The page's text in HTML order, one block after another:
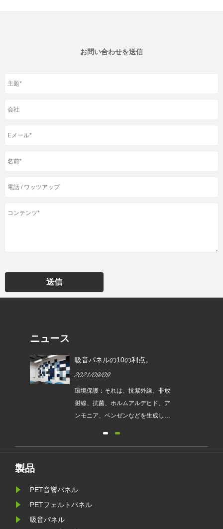
お問い合わせを送信
送信
ニュース
吸音パネルの10の利点。
2021/09/09
環境保護：それは、抗紫外線、非放
射線、抗菌、ホルムアルデヒド、ア
ンモニア、ベンゼンなどを生成しま
製品
PET音響パネル
PETフェルトパネル
吸音パネル